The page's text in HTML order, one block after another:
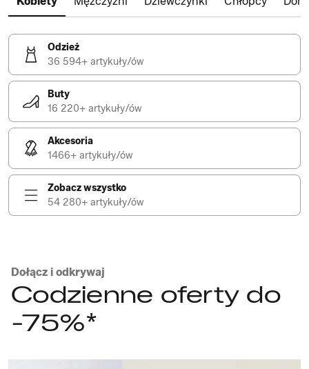
Odzież
36 594+ artykuły/ów
Buty
16 220+ artykuły/ów
Akcesoria
1466+ artykuły/ów
Zobacz wszystko
54 280+ artykuły/ów
Dołącz i odkrywaj
Codzienne oferty do
-75%*